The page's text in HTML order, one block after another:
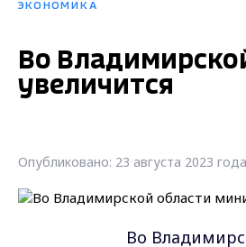
ЭКОНОМИКА
Во
увеличится
Опубликовано: 23 августа 2023 года
Во